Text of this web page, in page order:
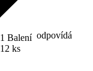
1 Balení odpovídá
12 ks